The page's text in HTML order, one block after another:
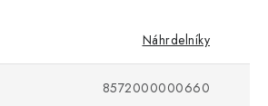
Náhrdelníky
8572000000660